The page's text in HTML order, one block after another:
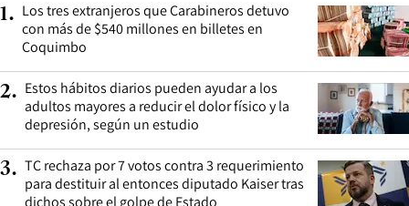
1. Los tres extranjeros que Carabineros detuvo
con más de $540 millones en billetes en
Coquimbo
2. Estos hábitos diarios pueden ayudar a los
adultos mayores a reducir el dolor físico y la
depresión, según un estudio
3. TC rechaza por 7 votos contra 3 requerimiento
para destituir al entonces diputado Kaiser tras